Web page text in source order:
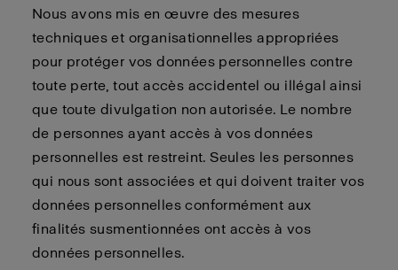
Nous avons mis en œuvre des mesures
techniques et organisationnelles appropriées
pour protéger vos données personnelles contre
toute perte, tout accès accidentel ou illégal ainsi
que toute divulgation non autorisée. Le nombre
de personnes ayant accès à vos données
personnelles est restreint. Seules les personnes
qui nous sont associées et qui doivent traiter vos
données personnelles conformément aux
finalités susmentionnées ont accès à vos
données personnelles.